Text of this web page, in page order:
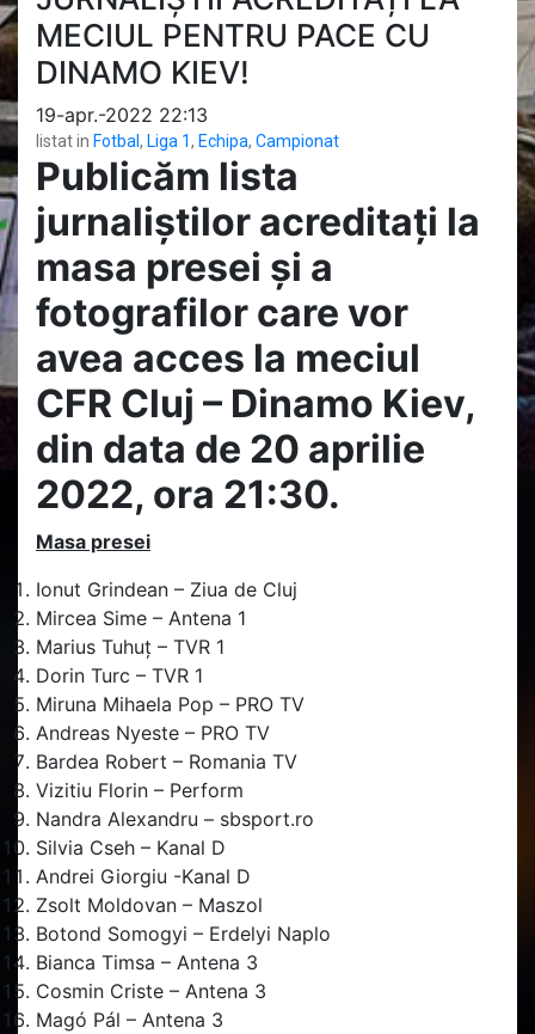
MECIUL PENTRU PACE CU
DINAMO KIEV!
19-apr.-2022 22:13
listat in Fotbal, Liga 1, Echipa, Campionat
Publicăm lista
jurnaliștilor acreditați la
masa presei și a
fotografilor care vor
avea acces la meciul
CFR Cluj – Dinamo Kiev,
din data de 20 aprilie
2022, ora 21:30.
Masa presei
Ionut Grindean – Ziua de Cluj
Mircea Sime – Antena 1
Marius Tuhuț – TVR 1
Dorin Turc – TVR 1
Miruna Mihaela Pop – PRO TV
Andreas Nyeste – PRO TV
Bardea Robert – Romania TV
Vizitiu Florin – Perform
Nandra Alexandru – sbsport.ro
Silvia Cseh – Kanal D
Andrei Giorgiu -Kanal D
Zsolt Moldovan – Maszol
Botond Somogyi – Erdelyi Naplo
Bianca Timsa – Antena 3
Cosmin Criste – Antena 3
Magó Pál – Antena 3